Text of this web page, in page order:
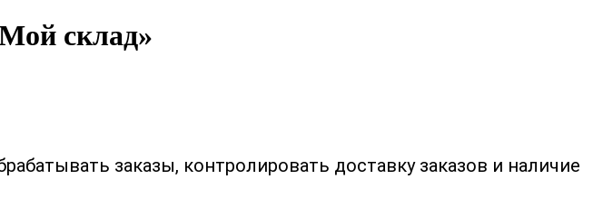
склад»
заказы, контролировать доставку заказов и наличие